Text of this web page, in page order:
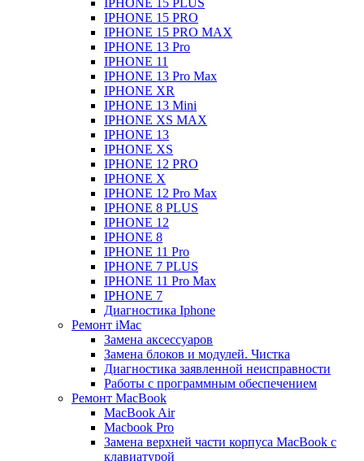
IPHONE 15 PLUS
IPHONE 15 PRO
IPHONE 15 PRO MAX
IPHONE 13 Pro
IPHONE 11
IPHONE 13 Pro Max
IPHONE XR
IPHONE 13 Mini
IPHONE XS MAX
IPHONE 13
IPHONE XS
IPHONE 12 PRO
IPHONE X
IPHONE 12 Pro Max
IPHONE 8 PLUS
IPHONE 12
IPHONE 8
IPHONE 11 Pro
IPHONE 7 PLUS
IPHONE 11 Pro Max
IPHONE 7
Диагностика Iphone
Ремонт iMac
Замена аксессуаров
Замена блоков и модулей. Чистка
Диагностика заявленной неисправности
Работы с программным обеспечением
Ремонт MacBook
MacBook Air
Macbook Pro
Замена верхней части корпуса MacBook с
клавиатурой